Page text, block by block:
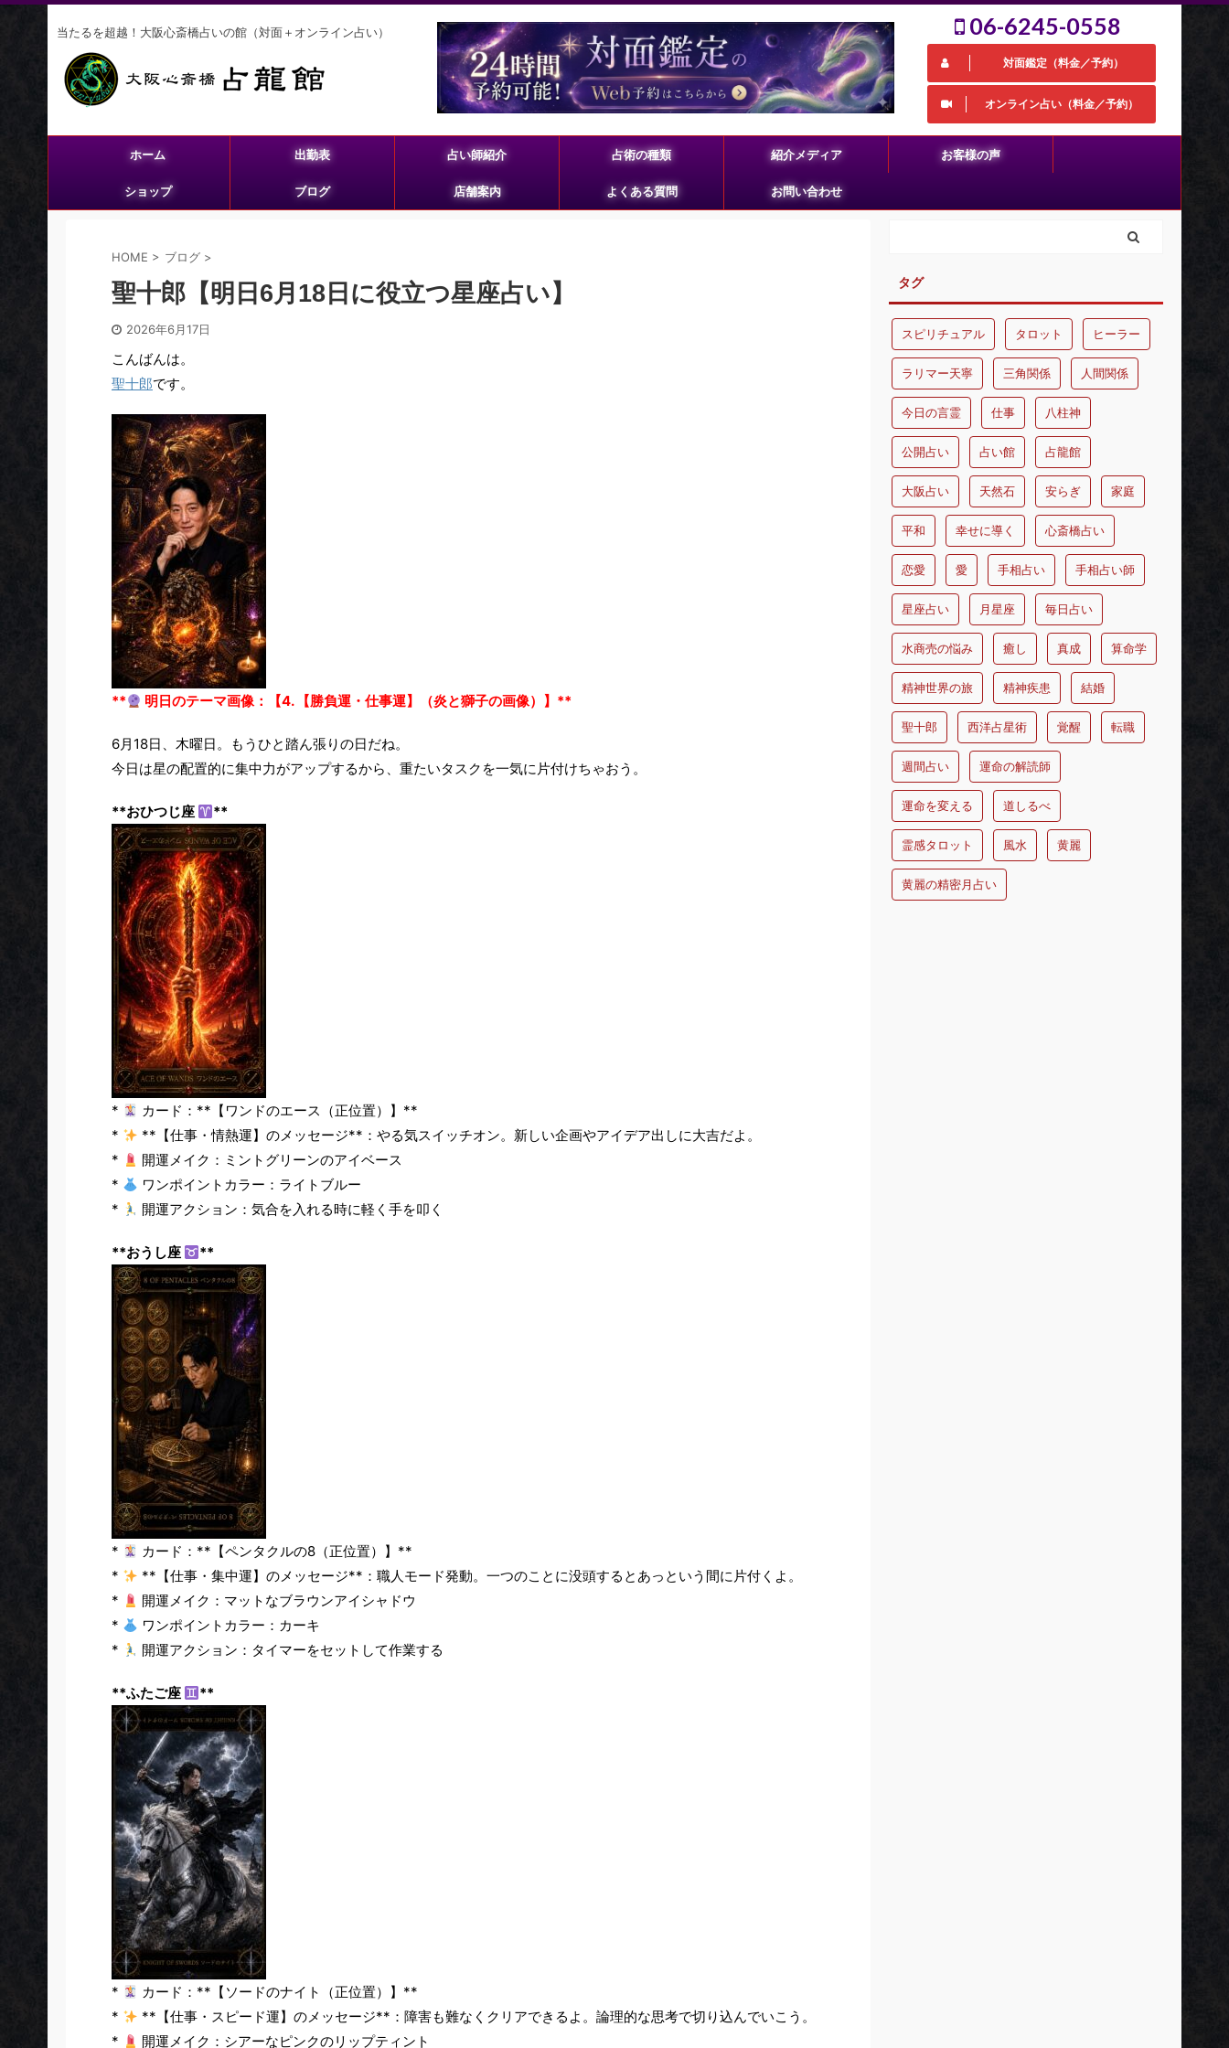
当たるを超越！大阪心斎橋占いの館（対面＋オンライン占い） 06-6245-0558
対面鑑定（料金／予約）
オンライン占い（料金／予約）
ホーム 出勤表 占い師紹介 占術の種類 紹介メディア お客様の声
ショップ ブログ 店舗案内 よくある質問 お問い合わせ
HOME > ブログ >
聖十郎【明日6月18日に役立つ星座占い】
2026年6月17日
こんばんは。
聖十郎です。
** 明日のテーマ画像：【4. 【勝負運・仕事運】（炎と獅子の画像）】**
6月18日、木曜日。もうひと踏ん張りの日だね。
今日は星の配置的に集中力がアップするから、重たいタスクを一気に片付けちゃおう。
**おひつじ座 **
*
カード：**【ワンドのエース（正位置）】**
*
**【仕事・情熱運】のメッセージ**：やる気スイッチオン。新しい企画やアイデア出しに大吉だよ。
*
開運メイク：ミントグリーンのアイベース
*
ワンポイントカラー：ライトブルー
*
開運アクション：気合を入れる時に軽く手を叩く
**おうし座 **
*
カード：**【ペンタクルの8（正位置）】**
*
**【仕事・集中運】のメッセージ**：職人モード発動。一つのことに没頭するとあっという間に片付くよ。
*
開運メイク：マットなブラウンアイシャドウ
*
ワンポイントカラー：カーキ
*
開運アクション：タイマーをセットして作業する
**ふたご座 **
*
カード：**【ソードのナイト（正位置）】**
*
**【仕事・スピード運】のメッセージ**：障害も難なくクリアできるよ。論理的な思考で切り込んでいこう。
*
開運メイク：シアーなピンクのリップティント
タグ
スピリチュアル タロット ヒーラー
ラリマー天寧 三角関係 人間関係
今日の言霊 仕事 八柱神
公開占い 占い館 占龍館
大阪占い 天然石 安らぎ 家庭
平和 幸せに導く 心斎橋占い
恋愛 愛 手相占い 手相占い師
星座占い 月星座 毎日占い
水商売の悩み 癒し 真成 算命学
精神世界の旅 精神疾患 結婚
聖十郎 西洋占星術 覚醒 転職
週間占い 運命の解読師
運命を変える 道しるべ
霊感タロット 風水 黄麗
黄麗の精密月占い